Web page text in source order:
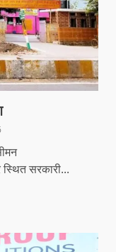
सरकारी...